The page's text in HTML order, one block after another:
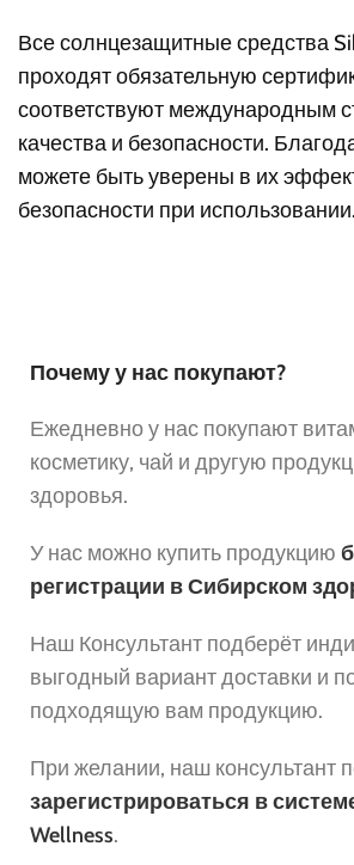
Все солнцезащитные средства
проходят обязательную
соответствуют международным
качества и безопасности.
можете быть уверены в их
безопасности при использовании.
Почему у нас покупают?
Ежедневно у нас покупают
косметику, чай и другую
здоровья.
У нас можно купить продукцию
регистрации в Сибирском
Наш Консультант подберёт
выгодный вариант доставки и
подходящую вам продукцию.
При желании, наш консультант
зарегистрироваться в
Wellness.